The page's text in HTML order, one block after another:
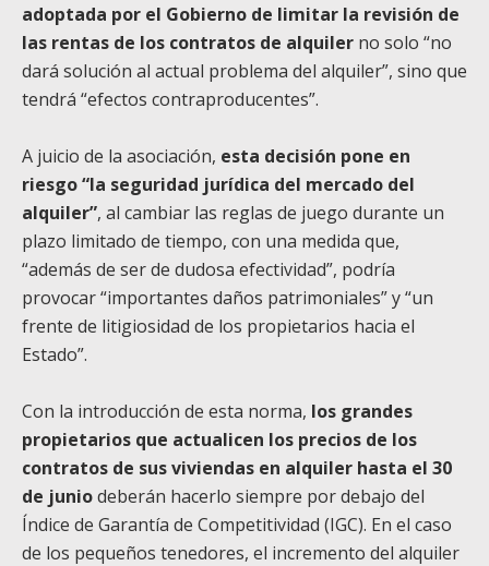
adoptada por el Gobierno de limitar la revisión de
las rentas de los contratos de alquiler no solo “no
dará solución al actual problema del alquiler”, sino que
tendrá “efectos contraproducentes”.
A juicio de la asociación, esta decisión pone en
riesgo “la seguridad jurídica del mercado del
alquiler”, al cambiar las reglas de juego durante un
plazo limitado de tiempo, con una medida que,
“además de ser de dudosa efectividad”, podría
provocar “importantes daños patrimoniales” y “un
frente de litigiosidad de los propietarios hacia el
Estado”.
Con la introducción de esta norma, los grandes
propietarios que actualicen los precios de los
contratos de sus viviendas en alquiler hasta el 30
de juniodeberán hacerlo siempre por debajo del
Índice de Garantía de Competitividad (IGC). En el caso
de los pequeños tenedores, el incremento del alquiler